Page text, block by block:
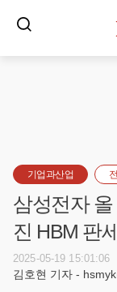
기업과산업
삼성전자 올
진 HBM 판
2025-05-19 15:01:06
김호현 기자 -